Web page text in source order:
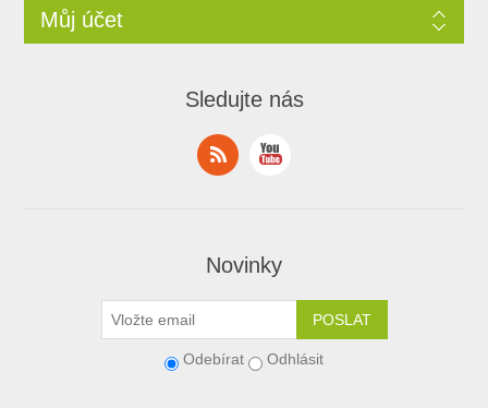
Můj účet
Sledujte nás
Novinky
Odebírat Odhlásit